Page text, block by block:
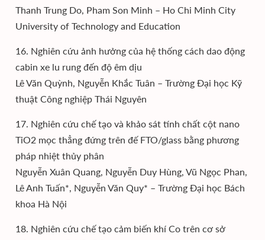
Thanh Trung Do, Pham Son Minh – Ho Chi Minh City
University of Technology and Education
16. Nghiên cứu ảnh hưởng của hệ thống cách dao động
cabin xe lu rung đến độ êm dịu
Lê Văn Quỳnh, Nguyễn Khắc Tuân – Trường Đại học Kỹ
thuật Công nghiệp Thái Nguyên
17. Nghiên cứu chế tạo và khảo sát tính chất cột nano
TiO2 mọc thẳng đứng trên đế FTO/glass bằng phương
pháp nhiệt thủy phân
Nguyễn Xuân Quang, Nguyễn Duy Hùng, Vũ Ngọc Phan,
Lê Anh Tuấn*, Nguyễn Văn Quy* – Trường Đại học Bách
khoa Hà Nội
18. Nghiên cứu chế tạo cảm biến khí Co trên cơ sở